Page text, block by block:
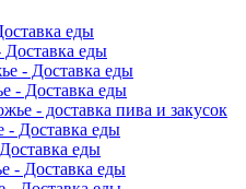
еды
еды
- Доставка еды
- Доставка еды
- доставка пива и закусок
- Доставка еды
еды
- Доставка еды